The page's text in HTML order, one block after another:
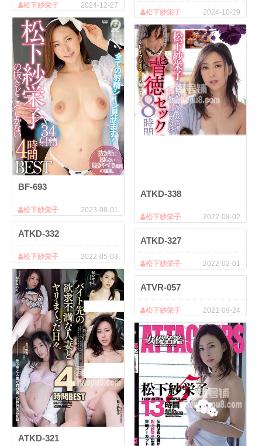
2024-12-27
松下紗栄子
2024-10-29
松下紗栄子
BF-693
2023-08-01
松下紗栄子
ATKD-338
2022-08-02
松下紗栄子
ATKD-332
2022-05-03
松下紗栄子
ATKD-327
2022-02-01
松下紗栄子
ATKD-321
ATVR-057
2021-09-24
松下紗栄子